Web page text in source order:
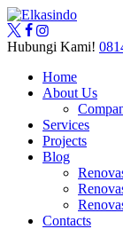
Hubungi Kami!
Home
About Us
Services
Projects
Blog
Contacts